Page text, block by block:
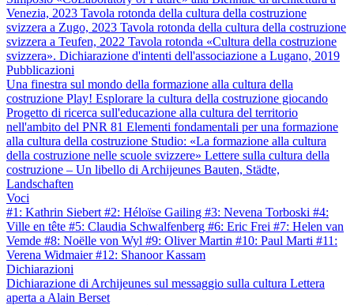
Venezia, 2023 Tavola rotonda della cultura della costruzione
svizzera a Zugo, 2023 Tavola rotonda della cultura della costruzione
svizzera a Teufen, 2022 Tavola rotonda «Cultura della costruzione
svizzera». Dichiarazione d'intenti dell'associazione a Lugano, 2019
Pubblicazioni
Una finestra sul mondo della formazione alla cultura della
costruzione Play! Esplorare la cultura della costruzione giocando
Progetto di ricerca sull'educazione alla cultura del territorio
nell'ambito del PNR 81 Elementi fondamentali per una formazione
alla cultura della costruzione Studio: «La formazione alla cultura
della costruzione nelle scuole svizzere» Lettere sulla cultura della
costruzione – Un libello di Archijeunes Bauten, Städte,
Landschaften
Voci
#1: Kathrin Siebert #2: Héloïse Gailing #3: Nevena Torboski #4:
Ville en tête #5: Claudia Schwalfenberg #6: Eric Frei #7: Helen van
Vemde #8: Noëlle von Wyl #9: Oliver Martin #10: Paul Marti #11:
Verena Widmaier#12: Shanoor Kassam
Dichiarazioni
Dichiarazione di Archijeunes sul messaggio sulla cultura Lettera
aperta a Alain Berset